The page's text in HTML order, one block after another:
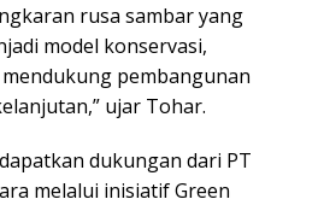
rusa sambar yang
model konservasi,
pembangunan
ujar Tohar.
dukungan dari PT
melalui inisiatif Green